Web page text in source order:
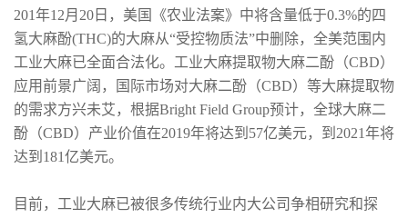
201年12月20日，美国《农业法案》中将含量低于0.3%的四
氢大麻酚(THC)的大麻从“受控物质法”中删除，全美范围内
工业大麻已全面合法化。工业大麻提取物大麻二酚（CBD）
应用前景广阔，国际市场对大麻二酚（CBD）等大麻提取物
的需求方兴未艾，根据Bright Field Group预计，全球大麻二
酚（CBD）产业价值在2019年将达到57亿美元，到2021年将
达到181亿美元。
目前，工业大麻已被很多传统行业内大公司争相研究和探